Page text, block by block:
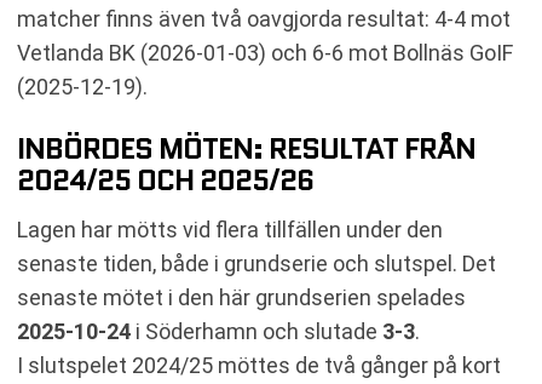
matcher finns även två oavgjorda resultat: 4-4 mot
Vetlanda BK (2026-01-03) och 6-6 mot Bollnäs GoIF
(2025-12-19).
INBÖRDES MÖTEN: RESULTAT FRÅN
2024/25 OCH 2025/26
Lagen har mötts vid flera tillfällen under den
senaste tiden, både i grundserie och slutspel. Det
senaste mötet i den här grundserien spelades
2025-10-24 i Söderhamn och slutade 3-3.
I slutspelet 2024/25 möttes de två gånger på kort